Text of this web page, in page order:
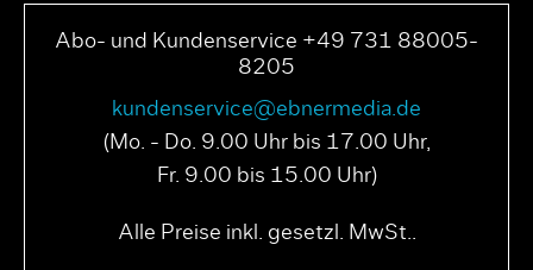
Abo- und Kundenservice +49 731 88005-
8205
kundenservice@ebnermedia.de
(Mo. - Do. 9.00 Uhr bis 17.00 Uhr,
Fr. 9.00 bis 15.00 Uhr)
Alle Preise inkl. gesetzl. MwSt..